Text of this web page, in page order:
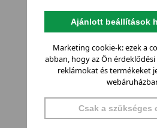
Ajánlott beállítások
Marketing cookie-k: ezek a
abban, hogy az Ön
reklámokat és termékeket
Csak a szükséges